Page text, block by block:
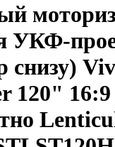
УКФ-
снизу)
120" 16:9